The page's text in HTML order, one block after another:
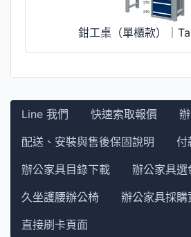
鉗工桌（單櫃款）｜
Line 我們 快速索取報價
配送、安裝與售後保固說明
付
辦公家具目錄下載
辦公家具選
久坐護腰辦公椅
辦公家具採購
直接刷卡頁面